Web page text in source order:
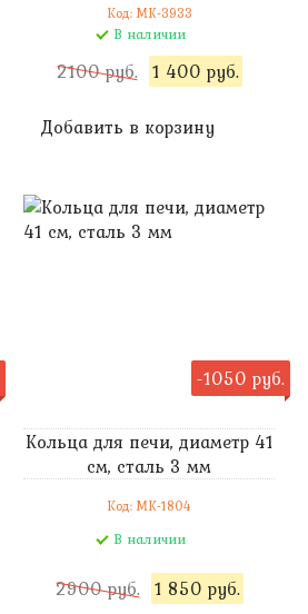
Код: MK-3933
В наличии
2100 руб. 1 400 руб.
Добавить в корзину
-1050 руб.
Кольца для печи, диаметр 41
см, сталь 3 мм
Код: MK-1804
В наличии
2900 руб. 1 850 руб.